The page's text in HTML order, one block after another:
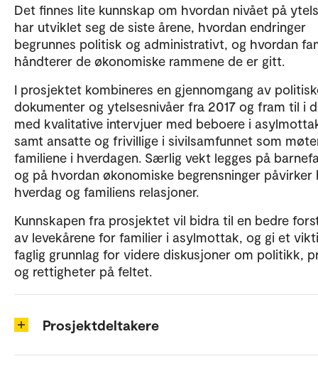
Det finnes lite kunnskap om hvordan nivået på
har utviklet seg de siste årene, hvordan endringer
begrunnes politisk og administrativt, og hvordan
håndterer de økonomiske rammene de er gitt.
I prosjektet kombineres en gjennomgang av
dokumenter og ytelsesnivåer fra 2017 og fram til i
med kvalitative intervjuer med beboere i
samt ansatte og frivillige i sivilsamfunnet som
familiene i hverdagen. Særlig vekt legges på
og på hvordan økonomiske begrensninger påvirker
hverdag og familiens relasjoner.
Kunnskapen fra prosjektet vil bidra til en bedre
av levekårene for familier i asylmottak, og gi et
faglig grunnlag for videre diskusjoner om politikk,
og rettigheter på feltet.
Prosjektdeltakere